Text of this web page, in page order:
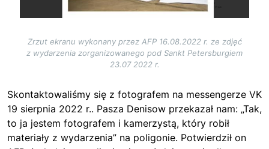
Zrzut ekranu wykonany przez AFP 16.08.2022 r. ze zdjęć
z wydarzenia zorganizowanego pod Sankt Petersburgiem
23.07 2022 r.
Skontaktowaliśmy się z fotografem na messengerze VK
19 sierpnia 2022 r.. Pasza Denisow przekazał nam: „Tak,
to ja jestem fotografem i kamerzystą, który robił
materiały z wydarzenia” na poligonie. Potwierdził on